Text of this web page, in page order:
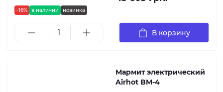
-16% в наличии новинка
В корзину
Мармит электрический
Airhot BM-4